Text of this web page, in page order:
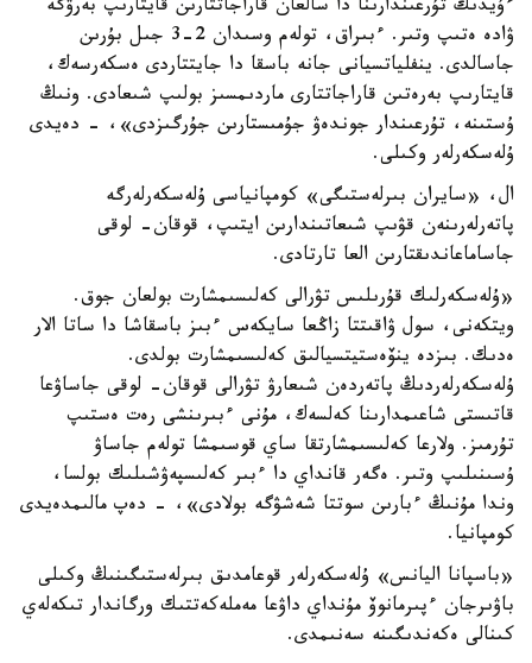
ءۇيدىڭ تۇرعىندارىنا دا سالعان قاراجاتتارىن قايتارىپ بەرۋگە
ۋادە ەتىپ وتىر. ءبىراق، تولەم وسىدان 2-3 جىل بۇرىن
جاسالدى. ينفلياتسيانى جانە باسقا دا جايتتاردى ەسكەرسەك،
قايتارىپ بەرەتىن قاراجاتتارى ماردىمسىز بولىپ شىعادى. ونىڭ
ۇستىنە، تۇرعىندار جوندەۋ جۇمىستارىن جۇرگىزدى»، - دەيدى
ۇلەسكەرلەر وكىلى.
ال، «سايران بىرلەستىگى» كومپانياسى ۇلەسكەرلەرگە
پاتەرلەرىنەن قۋىپ شىعاتىندارىن ايتىپ، قوقان- لوقى
جاساماعاندىقتارىن العا تارتادى.
«ۇلەسكەرلىك قۇرىلىس تۋرالى كەلىسىمشارت بولعان جوق.
ويتكەنى، سول ۋاقىتتا زاڭعا سايكەس ءبىز باسقاشا دا ساتا الار
ەدىك. بىزدە ينۆەستيتسيالىق كەلىسىمشارت بولدى.
ۇلەسكەرلەردىڭ پاتەردەن شىعارۋ تۋرالى قوقان- لوقى جاساۋعا
قاتىستى شاعىمدارىنا كەلسەك، مۇنى ءبىرىنشى رەت ەستىپ
تۇرمىز. ولارعا كەلىسىمشارتقا ساي قوسىمشا تولەم جاساۋ
ۇسىنىلىپ وتىر. ەگەر قانداي دا ءبىر كەلىسپەۋشىلىك بولسا،
وندا مۇنىڭ ءبارىن سوتتا شەشۋگە بولادى»، - دەپ مالىمدەيدى
كومپانيا.
«باسپانا اليانس» ۇلەسكەرلەر قوعامدىق بىرلەستىگىنىڭ وكىلى
باۋىرجان ءپىرمانوۆ مۇنداي داۋعا مەملەكەتتىك ورگاندار تىكەلەي
كىنالى ەكەندىگىنە سەنىمدى.